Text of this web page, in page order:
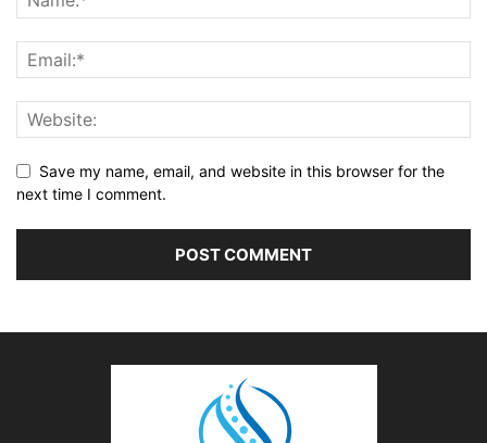
Save my name, email, and website in this browser for the
next time I comment.